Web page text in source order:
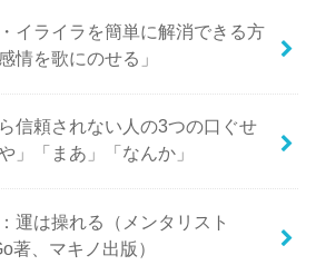
イライラを簡単に解消できる方
情を歌にのせる」
信頼されない人の3つの口ぐせ
や」「まあ」「なんか」
運は操れる（メンタリスト
著、マキノ出版）